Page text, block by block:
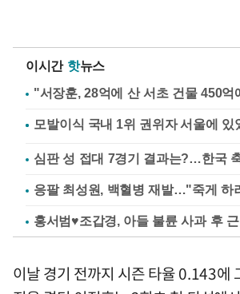
이시간 핫뉴스
"서장훈, 28억에 산 서초 건물 450억
심판 성 접대 7경기 결과는?…한국
응팔 최성원, 백혈병 재발…"죽게 하
홍서범♥조갑경, 아들 불륜 사과 후
이날 경기 전까지 시즌 타율 0.143에